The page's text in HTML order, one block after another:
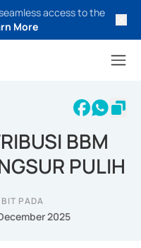
access to the
More
BBM
PULIH
PADA
2025